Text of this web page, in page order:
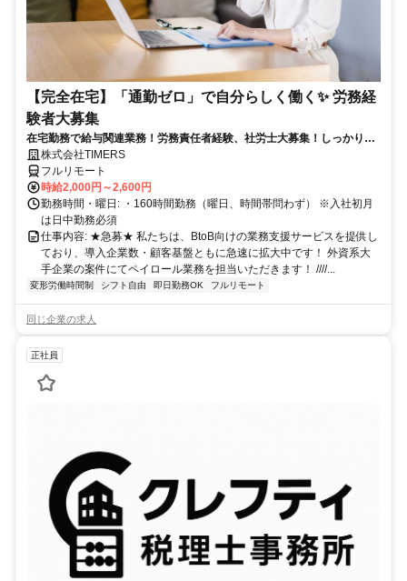
【完全在宅】「通勤ゼロ」で自分らしく働く✨ 労務経
験者大募集
在宅勤務で給与関連業務！労務責任者経験、社労士大募集！しっかり稼
ぎたい方、注目！
株式会社TIMERS
フルリモート
時給2,000円～2,600円
勤務時間・曜日: ・160時間勤務（曜日、時間帯問わず） ※入社初月
は日中勤務必須
仕事内容: ★急募★ 私たちは、BtoB向けの業務支援サービスを提供し
ており、導入企業数・顧客基盤ともに急速に拡大中です！ 外資系大
手企業の案件にてペイロール業務を担当いただきます！ ////...
変形労働時間制 シフト自由 即日勤務OK フルリモート
同じ企業の求人
正社員